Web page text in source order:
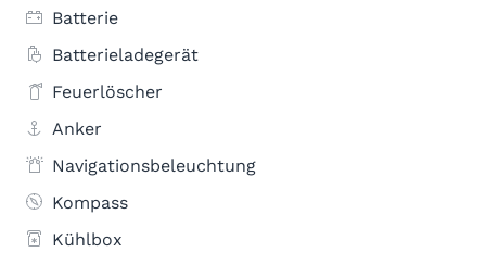
Batterie
Batterieladegerät
Feuerlöscher
Anker
Navigationsbeleuchtung
Kompass
Kühlbox